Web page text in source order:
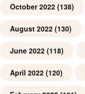
October 2022 (138)
August 2022 (130)
June 2022 (118)
April 2022 (120)